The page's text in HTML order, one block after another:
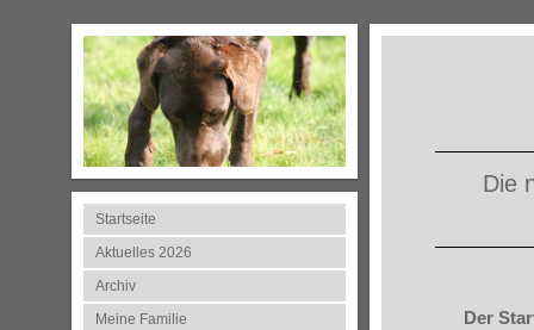
Startseite
Aktuelles 2026
Archiv
Meine Familie
Die
Der